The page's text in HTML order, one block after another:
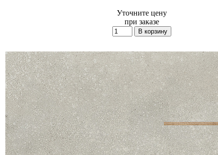
Уточните цену
при заказе